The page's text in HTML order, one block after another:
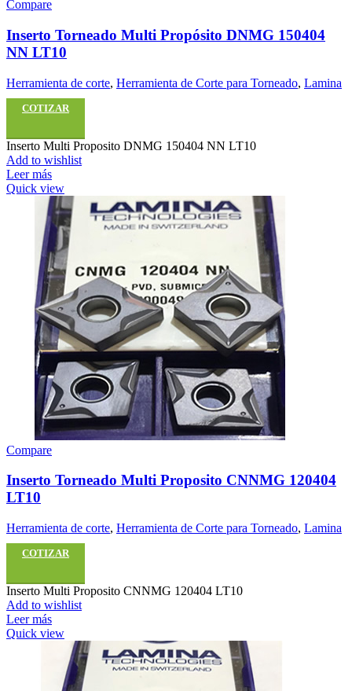
Compare
Inserto Torneado Multi Propósito DNMG 150404
NN LT10
Herramienta de corte, Herramienta de Corte para Torneado, Lamina
COTIZAR
Inserto Multi Proposito DNMG 150404 NN LT10
Add to wishlist
Leer más
Quick view
Compare
Inserto Torneado Multi Proposito CNNMG 120404
LT10
Herramienta de corte, Herramienta de Corte para Torneado, Lamina
COTIZAR
Inserto Multi Proposito CNNMG 120404 LT10
Add to wishlist
Leer más
Quick view